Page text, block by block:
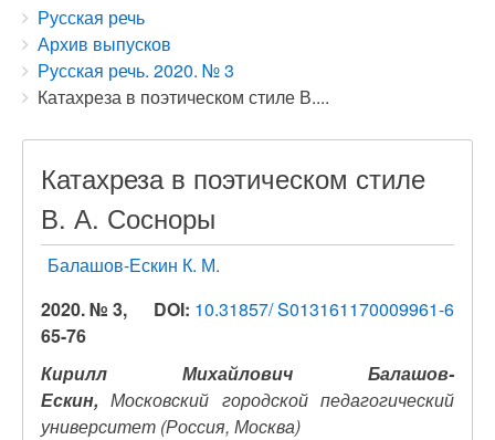
Breadcrumbs
You
are
here:
Русская речь
Архив выпусков
Русская речь. 2020. № 3
Катахреза в поэтическом стиле В....
Катахреза в поэтическом стиле
В. А. Сосноры
Балашов-Ескин К. М.
DOI: 10.31857/ S013161170009961-6
2020. № 3,
65-76
Кирилл Михайлович Балашов-
Ескин,Московский городской педагогический
университет (Россия, Москва)